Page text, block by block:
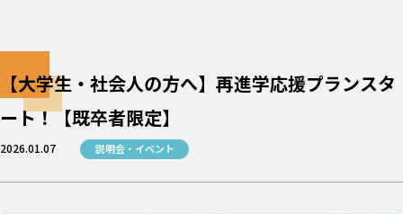
【大学生・社会人の方へ】再進学応援プランスタ
ート！【既卒者限定】
2026.01.07 説明会・イベント